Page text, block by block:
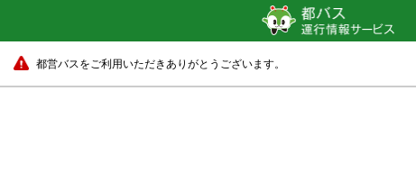
都営バスをご利用いただきありがとうございます。